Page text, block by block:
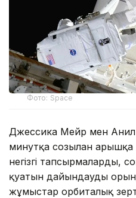
Фото: Space
Джессика Мейр мен Анил
минутқа созылған
негізгі тапсырмаларды,
қуатын дайындауды
жұмыстар орбиталық